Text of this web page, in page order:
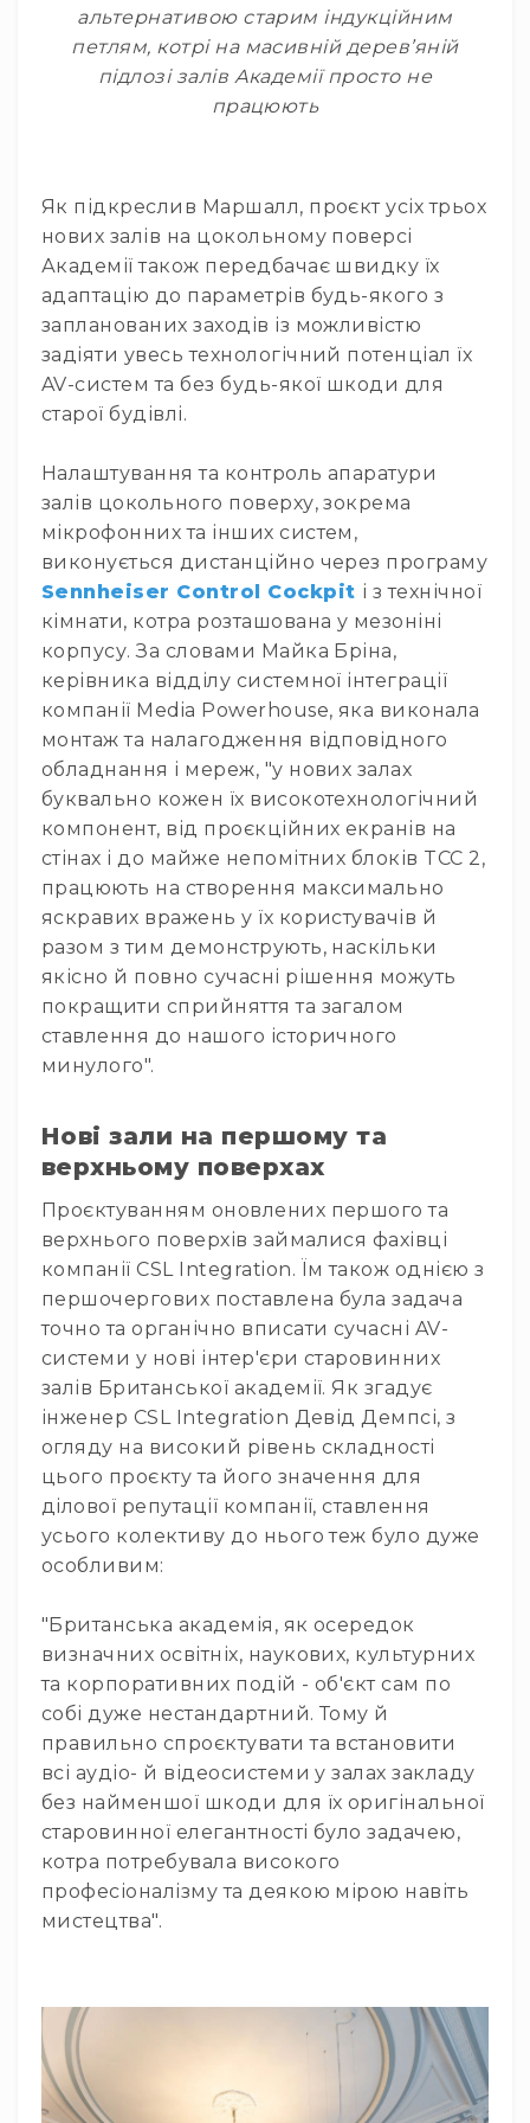
комплектуючі
Камери
Відеокамери
Відеобари
Вебкамери
Екрани
панелі
Проекційні
екрани
і
комплектуючі
Пульти
та
комутатори
Матричні
комутатори
Аксесуари
комплектуючі
Аксесуари
Музичні
інструменти
Гітари
та
гітарне
обладнання
Електрогітари
Бас-
гітари
гітари
Гітарні
підсилювачі
Гітарні
кабінети
Комбопідсилювачі
Аксесуари
та
компоненти
Ударні
інструменти
Акустичні
ударні
та
перкусія
та
перкусія
Механіка,
стійки
та
педалі
Палички
Пластики
Стільчики
Аксесуари
Цифрові
альтернативою старим індукційним
петлям, котрі на масивній дерев’яній
підлозі залів Академії просто не
працюють
Як підкреслив Маршалл, проєкт усіх трьох
нових залів на цокольному поверсі
Академії також передбачає швидку їх
адаптацію до параметрів будь-якого з
запланованих заходів із можливістю
задіяти увесь технологічний потенціал їх
AV-систем та без будь-якої шкоди для
старої будівлі.
Налаштування та контроль апаратури
залів цокольного поверху, зокрема
мікрофонних та інших систем,
виконується дистанційно через програму
Sennheiser Control Cockpit і з технічної
кімнати, котра розташована у мезоніні
корпусу. За словами Майка Бріна,
керівника відділу системної інтеграції
компанії Media Powerhouse, яка виконала
монтаж та налагодження відповідного
обладнання і мереж, "у нових залах
буквально кожен їх високотехнологічний
компонент, від проєкційних екранів на
стінах і до майже непомітних блоків TCC 2,
працюють на створення максимально
яскравих вражень у їх користувачів й
разом з тим демонструють, наскільки
якісно й повно сучасні рішення можуть
покращити сприйняття та загалом
ставлення до нашого історичного
минулого".
Нові зали на першому та
верхньому поверхах
Проєктуванням оновлених першого та
верхнього поверхів займалися фахівці
компанії CSL Integration. Їм також однією з
першочергових поставлена була задача
точно та органічно вписати сучасні AV-
системи у нові інтер'єри старовинних
залів Британської академії. Як згадує
інженер CSL Integration Девід Демпсі, з
огляду на високий рівень складності
цього проєкту та його значення для
ділової репутації компанії, ставлення
усього колективу до нього теж було дуже
особливим:
"Британська академія, як осередок
визначних освітніх, наукових, культурних
та корпоративних подій - об'єкт сам по
собі дуже нестандартний. Тому й
правильно спроєктувати та встановити
всі аудіо- й відеосистеми у залах закладу
без найменшої шкоди для їх оригінальної
старовинної елегантності було задачею,
котра потребувала високого
професіоналізму та деякою мірою навіть
мистецтва".